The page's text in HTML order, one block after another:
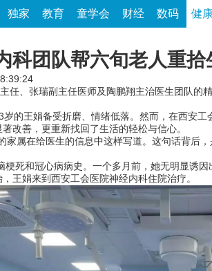
独家 教育 童学会 财经 数码 健
科团队帮六旬老人重拾
任、张瑞副主任医师及陶鹏翔主治医生团队
王娟备受折磨、情绪低落。然而，在西安工
改善，更重新找回了生活的轻松与信心。
属在给医生的信息中这样写道。这句话背后，
和冠心病病史。一个多月前，她无明显诱因
王娟来到西安工会医院神经内科住院治疗。